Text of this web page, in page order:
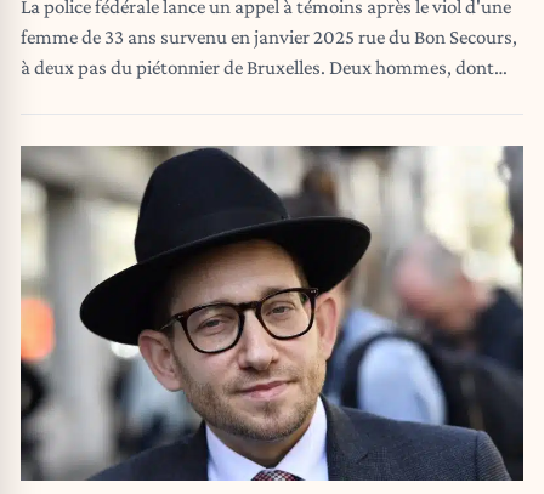
La police fédérale lance un appel à témoins après le viol d'une
femme de 33 ans survenu en janvier 2025 rue du Bon Secours,
à deux pas du piétonnier de Bruxelles. Deux hommes, dont